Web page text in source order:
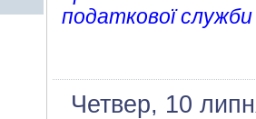
податкової служби
Четвер, 10